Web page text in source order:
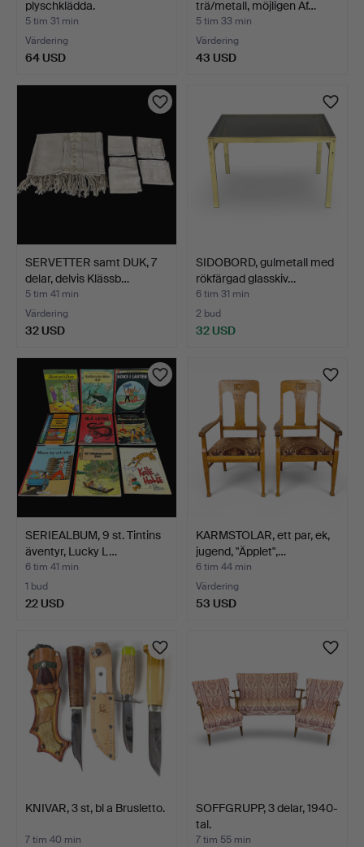
plyschklädda.
5 tim 31 min
Värdering
64 USD
trä/metall, möjligen Af…
5 tim 33 min
Värdering
43 USD
SERVETTER samt DUK, 7
delar, delvis Klässb…
5 tim 41 min
Värdering
32 USD
SIDOBORD, gulmetall med
rökfärgad glasskiv…
6 tim 31 min
2 bud
32 USD
SERIEALBUM, 9 st. Tintins
äventyr, Lucky L…
6 tim 41 min
1 bud
22 USD
KARMSTOLAR, ett par, ek,
jugend, "Äpplet",…
6 tim 44 min
Värdering
53 USD
KNIVAR, 3 st, bl a Brusletto.
7 tim 40 min
SOFFGRUPP, 3 delar, 1940-
tal.
7 tim 55 min